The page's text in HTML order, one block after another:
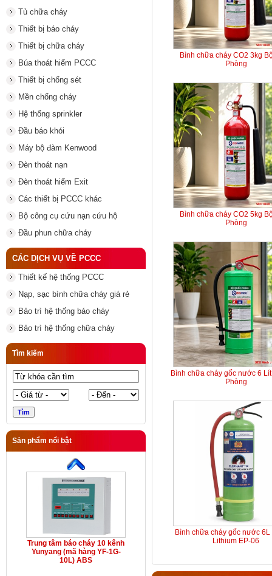
Tủ chữa cháy
Thiết bị báo cháy
Thiết bị chữa cháy
Búa thoát hiểm PCCC
Thiết bị chống sét
Mền chống cháy
Hệ thống sprinkler
Đầu báo khói
Máy bộ đàm Kenwood
Đèn thoát nạn
Đèn thoát hiểm Exit
Các thiết bị PCCC khác
Bộ công cụ cứu nạn cứu hộ
Đầu phun chữa cháy
CÁC DỊCH VỤ VỀ PCCC
Thiết kế hệ thống PCCC
Nạp, sạc bình chữa cháy giá rẻ
Bảo trì hệ thống báo cháy
Bảo trì hệ thống chữa cháy
Tìm kiếm
Sản phẩm nổi bật
Trung tâm báo cháy 10 kênh
Yunyang (mã hàng YF-1G-
10L) ABS
Bình chữa cháy CO2 3kg
Phòng
Bình chữa cháy CO2 5kg
Phòng
Bình chữa cháy gốc nước 6
Phòng
Bình chữa cháy gốc nước 6L
Lithium EP-06